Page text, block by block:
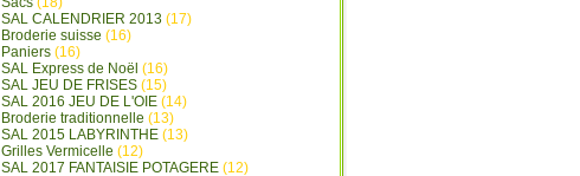
SAL CALENDRIER 2013 (17)
Broderie suisse (16)
Paniers (16)
SAL Express de Noël (16)
SAL JEU DE FRISES (15)
SAL 2016 JEU DE L'OIE (14)
Broderie traditionnelle (13)
SAL 2015 LABYRINTHE (13)
Grilles Vermicelle (12)
SAL 2017 FANTAISIE POTAGERE (12)